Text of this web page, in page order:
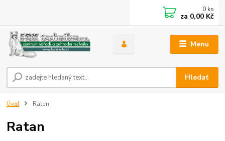
Menu
Hledat
0 ks
za 0,00 Kč
Úvod Ratan
Ratan